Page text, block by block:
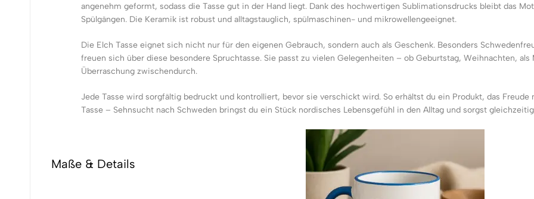
angenehm geformt, sodass die Tasse gut in der Hand liegt. Dank des hochwertigen Sublimationsdrucks bleibt das
Spülgängen. Die Keramik ist robust und alltagstauglich, spülmaschinen- und mikrowellengeeignet.
Die Elch Tasse eignet sich nicht nur für den eigenen Gebrauch, sondern auch als Geschenk. Besonders
freuen sich über diese besondere Spruchtasse. Sie passt zu vielen Gelegenheiten – ob Geburtstag, Weihnachten,
Überraschung zwischendurch.
Jede Tasse wird sorgfältig bedruckt und kontrolliert, bevor sie verschickt wird. So erhältst du ein Produkt, das
Tasse – Sehnsucht nach Schweden bringst du ein Stück nordisches Lebensgefühl in den Alltag und sorgst
Maße & Details